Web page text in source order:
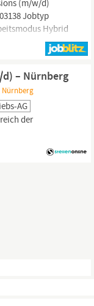
(m/w/d)
Jobtyp
Hybrid
zentrale Rolle:
– Nürnberg
Nürnberg
AG
der
Kundinnen und
Know-hows
Wir